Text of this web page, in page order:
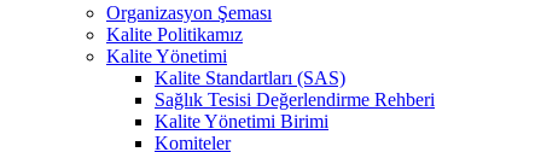
Organizasyon Şeması
Kalite Politikamız
Kalite Yönetimi
Kalite Standartları (SAS)
Sağlık Tesisi Değerlendirme Rehberi
Kalite Yönetimi Birimi
Komiteler